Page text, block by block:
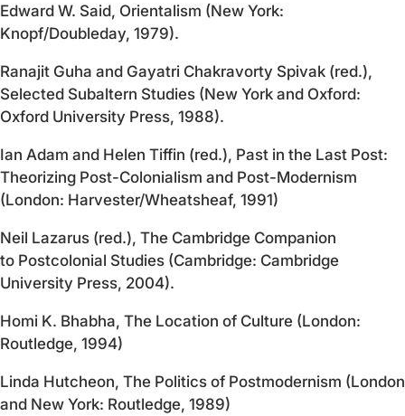
Edward W. Said, Orientalism (New York:
Knopf/Doubleday, 1979).
Ranajit Guha and Gayatri Chakravorty Spivak (red.),
Selected Subaltern Studies (New York and Oxford:
Oxford University Press, 1988).
Ian Adam and Helen Tiffin (red.), Past in the Last Post:
Theorizing Post-Colonialism and Post-Modernism
(London: Harvester/Wheatsheaf, 1991)
Neil Lazarus (red.), The Cambridge Companion
to Postcolonial Studies (Cambridge: Cambridge
University Press, 2004).
Homi K. Bhabha, The Location of Culture (London:
Routledge, 1994)
Linda Hutcheon, The Politics of Postmodernism (London
and New York: Routledge, 1989)